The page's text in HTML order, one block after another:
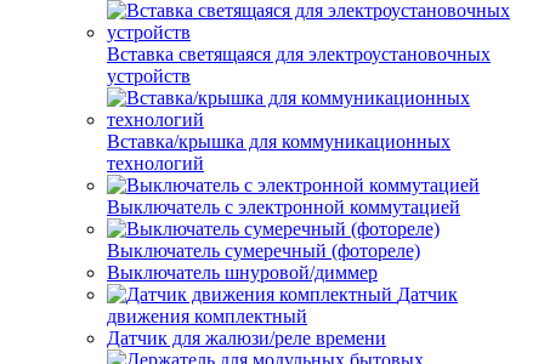
Вставка светящаяся для электроустановочных
устройств
Вставка/крышка для коммуникационных
технологий
Выключатель с электронной коммутацией
Выключатель сумеречный (фотореле)
Выключатель шнуровой/диммер
Датчик
движения комплектный
Датчик для жалюзи/реле времени